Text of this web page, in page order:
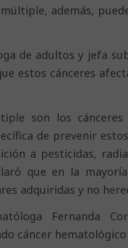
además,
de adultos y jefa
estos cánceres
son los cánceres
de prevenir
a pesticidas,
que en la
adquiridas y no
Fernanda
cáncer